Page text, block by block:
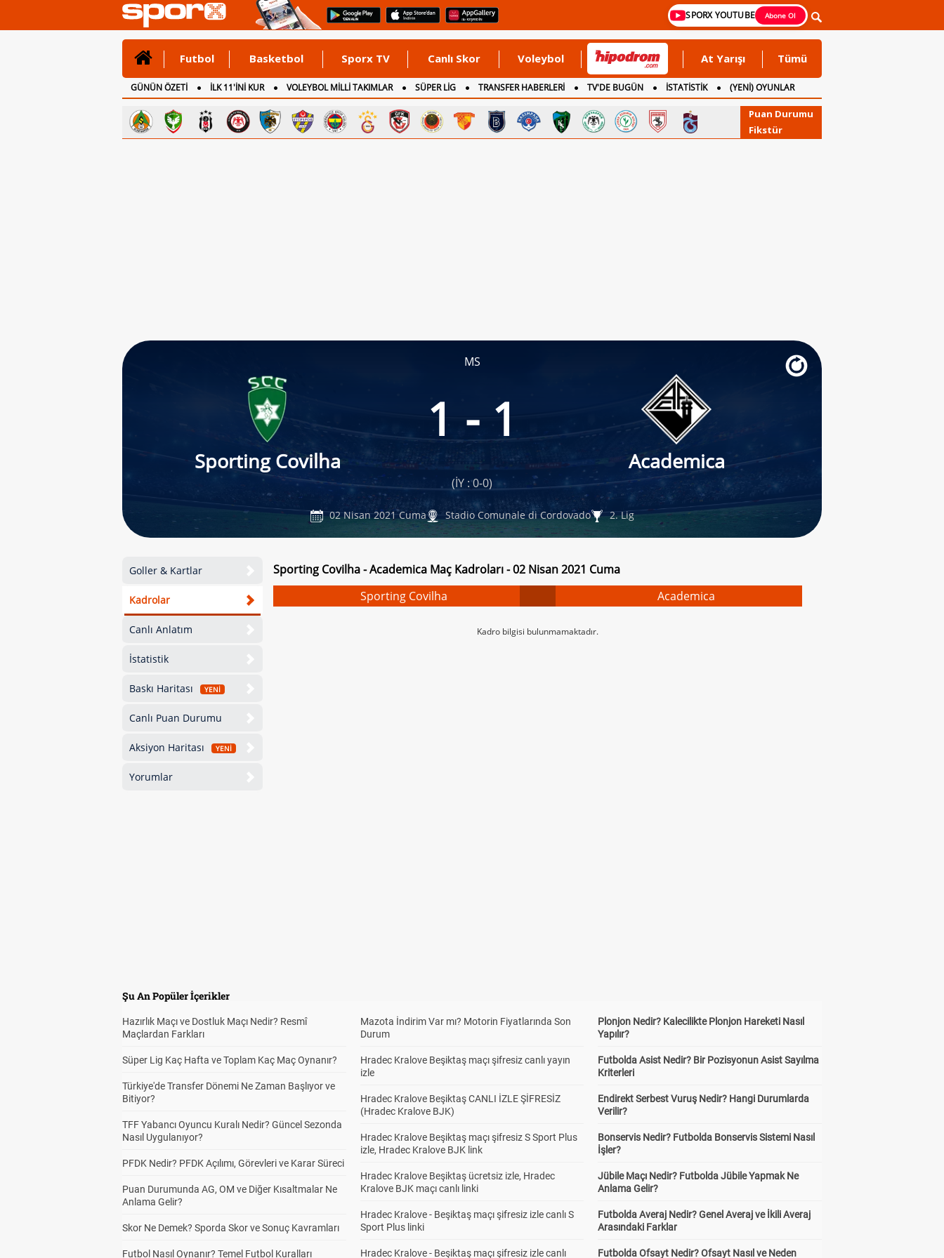
SPORX YOUTUBE Abone Ol
Futbol Basketbol Sporx TV Canlı Skor Voleybol At Yarışı Tümü
GÜNÜN ÖZETİ İLK 11'İNİ KUR VOLEYBOL MİLLİ TAKIMLAR SÜPER LİG TRANSFER HABERLERİ TV'DE BUGÜN İSTATİSTİK
(YENİ) OYUNLAR
CANLI ANLATIM
İNGİLTERE
Puan Durumu
Fikstür
MS
Sporting Covilha
1 - 1
Academica
(İY : 0-0)
02 Nisan 2021 Cuma Stadio Comunale di Cordovado 2. Lig
Goller & Kartlar
Kadrolar
Canlı Anlatım
İstatistik
Baskı Haritası YENİ
Canlı Puan Durumu
Aksiyon Haritası YENİ
Yorumlar
Sporting Covilha - Academica Maç Kadroları - 02 Nisan 2021 Cuma
Sporting Covilha
Academica
Kadro bilgisi bulunmamaktadır.
Şu An Popüler İçerikler
Hazırlık Maçı ve Dostluk Maçı Nedir? Resmî
Maçlardan Farkları
Süper Lig Kaç Hafta ve Toplam Kaç Maç Oynanır?
Türkiye'de Transfer Dönemi Ne Zaman Başlıyor ve
Bitiyor?
TFF Yabancı Oyuncu Kuralı Nedir? Güncel Sezonda
Nasıl Uygulanıyor?
PFDK Nedir? PFDK Açılımı, Görevleri ve Karar Süreci
Puan Durumunda AG, OM ve Diğer Kısaltmalar Ne
Anlama Gelir?
Skor Ne Demek? Sporda Skor ve Sonuç Kavramları
Futbol Nasıl Oynanır? Temel Futbol Kuralları
Mazota İndirim Var mı? Motorin Fiyatlarında Son
Durum
Hradec Kralove Beşiktaş maçı şifresiz canlı yayın
izle
Hradec Kralove Beşiktaş CANLI İZLE ŞİFRESİZ
(Hradec Kralove BJK)
Hradec Kralove Beşiktaş maçı şifresiz S Sport Plus
izle, Hradec Kralove BJK link
Hradec Kralove Beşiktaş ücretsiz izle, Hradec
Kralove BJK maçı canlı linki
Hradec Kralove - Beşiktaş maçı şifresiz izle canlı S
Sport Plus linki
Hradec Kralove - Beşiktaş maçı şifresiz izle canlı
Plonjon Nedir? Kalecilikte Plonjon Hareketi Nasıl
Yapılır?
Futbolda Asist Nedir? Bir Pozisyonun Asist Sayılma
Kriterleri
Endirekt Serbest Vuruş Nedir? Hangi Durumlarda
Verilir?
Bonservis Nedir? Futbolda Bonservis Sistemi Nasıl
İşler?
Jübile Maçı Nedir? Futbolda Jübile Yapmak Ne
Anlama Gelir?
Futbolda Averaj Nedir? Genel Averaj ve İkili Averaj
Arasındaki Farklar
Futbolda Ofsayt Nedir? Ofsayt Nasıl ve Neden